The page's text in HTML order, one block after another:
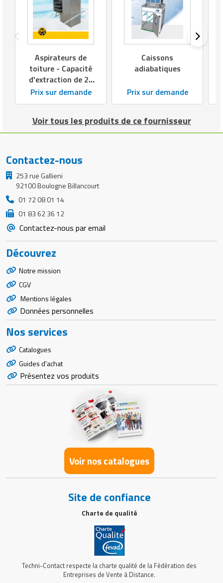
chaude
Fonctionnement Ventilation - Résistance électrique
Type de contrôle
Aspirateurs de
toiture - Capacité
d'extraction de 20
700 m3/h à 36 700
m3/h
Prix sur demande
Caissons
adiabatiques
Prix sur demande
Voir tous les produits de ce fournisseur
Contactez-nous
253 rue Gallieni
92100 Boulogne Billancourt
01 72 08 01 14
01 83 62 36 12
Contactez-nous par email
Découvrez
Notre mission
CGV
Mentions légales
Données personnelles
Nos services
Catalogues
Guides d'achat
Présentez vos produits
Voir nos catalogues
Site de confiance
Charte de qualité
Techni-Contact respecte la charte qualité de la Fédération des
Entreprises de Vente à Distance.